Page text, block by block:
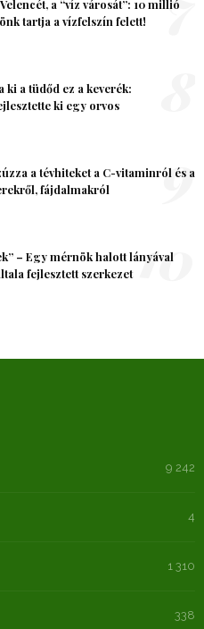
a “víz városát”: 10 millió
tartja a vízfelszín felett!
ki a tüdőd ez a keverék:
ki egy orvos
a tévhiteket a C-vitaminról és a
fájdalmakról
9
– Egy mérnök halott lányával
fejlesztett szerkezet 10
9 242
4
1 310
338